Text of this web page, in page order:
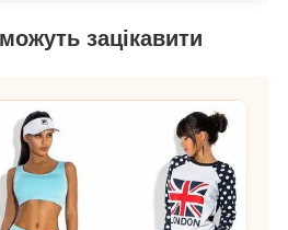
зацікавити